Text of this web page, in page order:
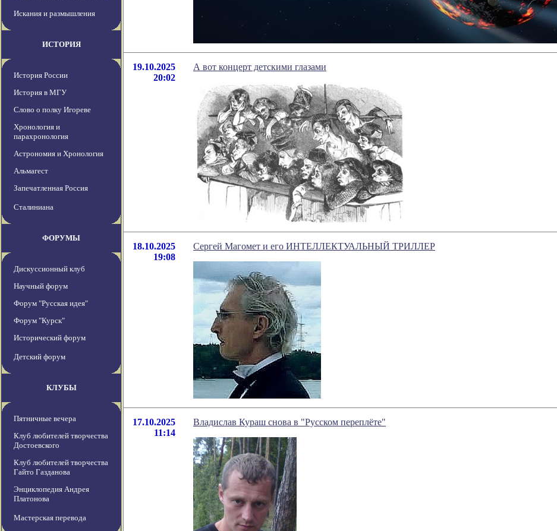
Искания и размышления
ИСТОРИЯ
История России
История в МГУ
Слово о полку Игореве
Хронология и
парахронология
Астрономия и Хронология
Альмагест
Запечатленная Россия
Сталиниана
ФОРУМЫ
Дискуссионный клуб
Научный форум
Форум "Русская идея"
Форум "Курск"
Исторический форум
Детский форум
КЛУБЫ
Пятничные вечера
Клуб любителей творчества
Достоевского
Клуб любителей творчества
Гайто Газданова
Энциклопедия Андрея
Платонова
Мастерская перевода
19.10.2025
20:02
А вот концерт детcкими глазами
18.10.2025
19:08
Сергей Магомет и его ИНТЕЛЛЕКТУАЛЬНЫЙ ТРИЛЛЕР
17.10.2025
11:14
Владислав Кураш снова в "Русском переплёте"